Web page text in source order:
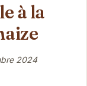
à la
2024